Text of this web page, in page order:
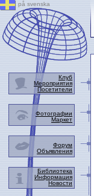
på svenska
Клуб
Мероприятия
Посетители
Фотографии
Маркет
Форум
Объявления
Библиотека
Информация
Новости